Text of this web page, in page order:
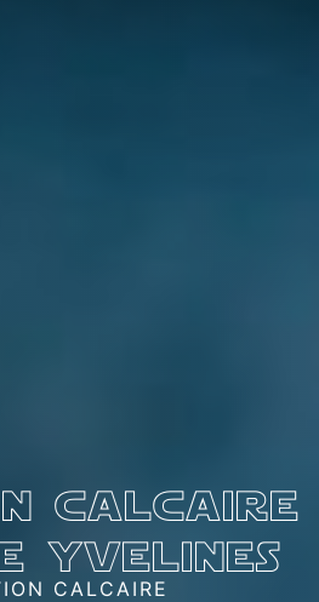
calcaire
yvelines
CALCAIRE